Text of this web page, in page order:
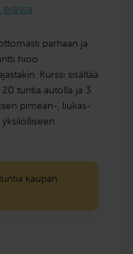
parhaan ja
hioo
Kurssi sisältää
tuntia autolla ja 3
pimeän-, liukas-
kaupan